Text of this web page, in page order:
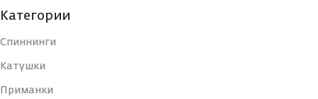
Категории
Спиннинги
Катушки
Приманки